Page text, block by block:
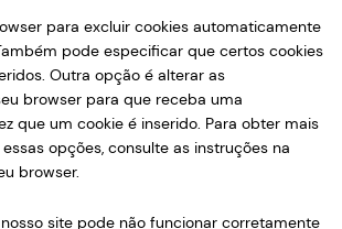
para excluir cookies automaticamente
pode especificar que certos cookies
Outra opção é alterar as
browser para que receba uma
que um cookie é inserido. Para obter mais
opções, consulte as instruções na
browser.
site pode não funcionar corretamente